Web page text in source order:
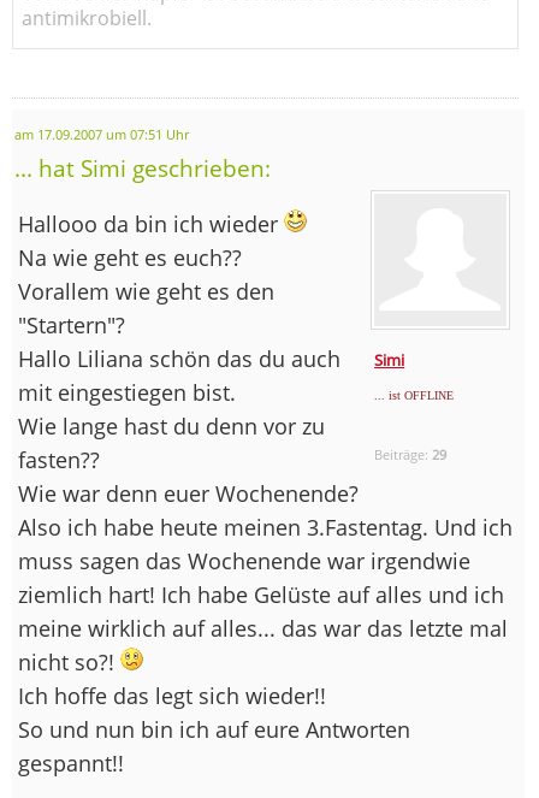
antimikrobiell.
am 17.09.2007 um 07:51 Uhr
... hat Simi geschrieben:
Simi
... ist OFFLINE
Beiträge: 29
Hallooo da bin ich wieder
Na wie geht es euch??
Vorallem wie geht es den
"Startern"?
Hallo Liliana schön das du auch
mit eingestiegen bist.
Wie lange hast du denn vor zu
fasten??
Wie war denn euer Wochenende?
Also ich habe heute meinen 3.Fastentag. Und ich
muss sagen das Wochenende war irgendwie
ziemlich hart! Ich habe Gelüste auf alles und ich
meine wirklich auf alles... das war das letzte mal
nicht so?!
Ich hoffe das legt sich wieder!!
So und nun bin ich auf eure Antworten
gespannt!!